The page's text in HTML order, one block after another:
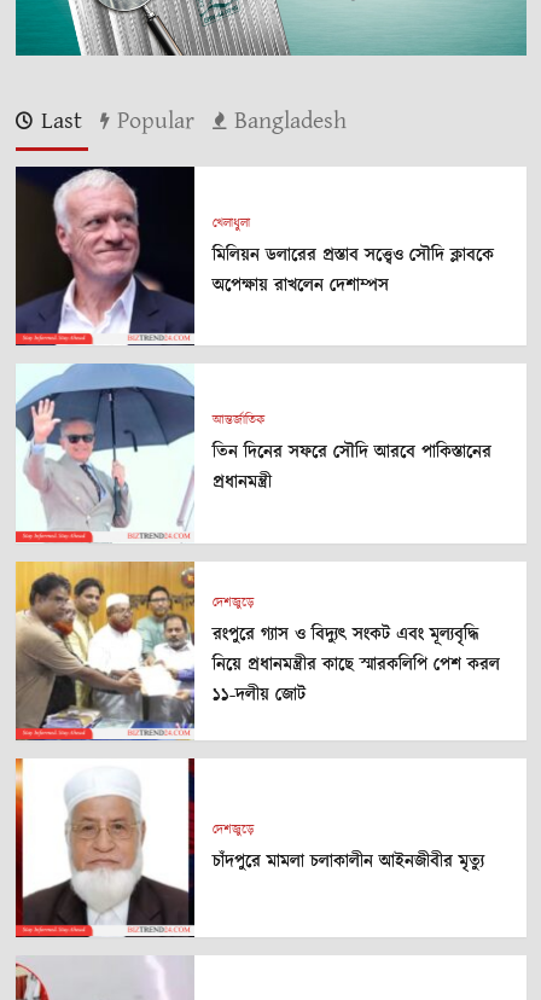
Last Popular Bangladesh
খেলাধুলা
মিলিয়ন ডলারের প্রস্তাব সত্ত্বেও সৌদি ক্লাবকে
অপেক্ষায় রাখলেন দেশাম্পস
আন্তর্জাতিক
তিন দিনের সফরে সৌদি আরবে পাকিস্তানের
প্রধানমন্ত্রী
দেশজুড়ে
রংপুরে গ্যাস ও বিদ্যুৎ সংকট এবং মূল্যবৃদ্ধি
নিয়ে প্রধানমন্ত্রীর কাছে স্মারকলিপি পেশ করল
১১-দলীয় জোট
দেশজুড়ে
চাঁদপুরে মামলা চলাকালীন আইনজীবীর মৃত্যু